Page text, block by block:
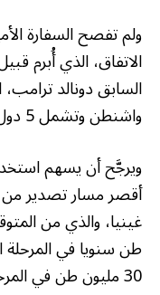
ولم تفصح السفارة
الاتفاق، الذي أُبرم
السابق دونالد
واشنطن وتشمل 5 دول من بينها ليبيريا.
ويرجَّح أن يسهم
أقصر مسار تصدير من
طن سنويا في المرحلة
30 مليون طن في المرحلة الثانية.